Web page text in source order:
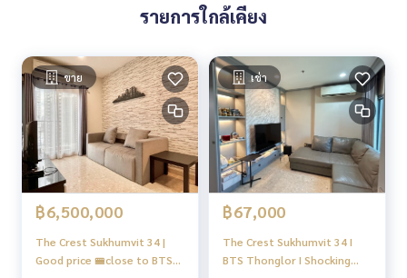
– Tesco Lotus พระราม 4 : 2.2 กม.
– สวนเบญจสิริ : 1.1 กม.
– สวนเบญจกิตติ : 2.5 กม.
– ศูนย์ประชุมแห่งชาติสิริกิติ์ : 3.4 กม.
– โรงพยาบาลสมิติเวช : 1.1 กม.
– โรงพยาบาลสุขุมวิท : 1.7 กม.
– โรงพยาบาลเทพธารินทร์ : 1.3 กม.
– มหาวิทยาลัยกรุงเทพ (วิทยาเขตกล้วยน้ำไท) : 2.1 กม.
----------------------------------------
ure to give.
Tel :093-943-4388
รายการใกล้เคียง
ขาย
฿6,500,000
The Crest Sukhumvit 34 |
Good price 🚝close to BTS
เช่า
฿67,000
The Crest Sukhumvit 34 I
BTS Thonglor I Shocking